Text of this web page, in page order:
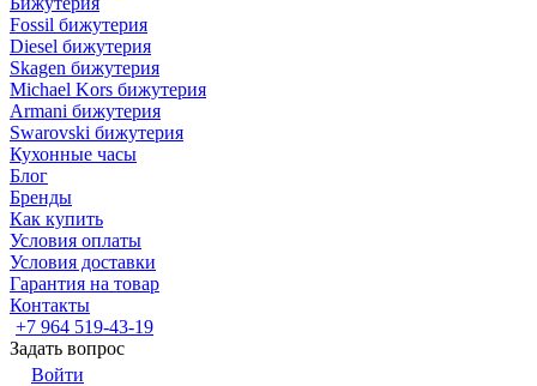
Fossil бижутерия
Diesel бижутерия
Skagen бижутерия
Michael Kors бижутерия
Armani бижутерия
Swarovski бижутерия
Кухонные часы
Блог
Бренды
Как купить
Условия оплаты
Условия доставки
Гарантия на товар
Контакты
+7 964 519-43-19
Задать вопрос
Войти